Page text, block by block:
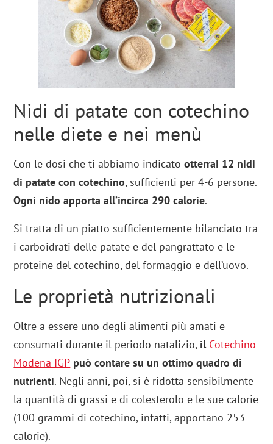
Nidi di patate con cotechino
nelle diete e nei menù
Con le dosi che ti abbiamo indicatootterrai 12 nidi
di patate con cotechino, sufficienti per 4-6 persone.
Ogni nido apporta all’incirca 290 calorie.
Si tratta di un piatto sufficientemente bilanciato tra
i carboidrati delle patate e del pangrattato e le
proteine del cotechino, del formaggio e dell’uovo.
Le proprietà nutrizionali
Oltre a essere uno degli alimenti più amati e
consumati durante il periodo natalizio, il Cotechino
Modena IGP può contare su un ottimo quadro di
nutrienti. Negli anni, poi, si è ridotta sensibilmente
la quantità di grassi e di colesterolo e le sue calorie
(100 grammi di cotechino, infatti, apportano 253
calorie).